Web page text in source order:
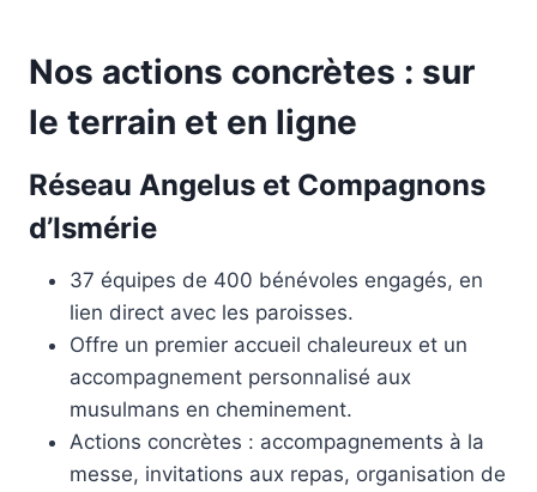
Nos actions concrètes : sur
le terrain et en ligne
Réseau Angelus et Compagnons
d’Ismérie
37 équipes de 400 bénévoles engagés, en
lien direct avec les paroisses.
Offre un premier accueil chaleureux et un
accompagnement personnalisé aux
musulmans en cheminement.
Actions concrètes : accompagnements à la
messe, invitations aux repas, organisation de